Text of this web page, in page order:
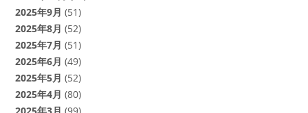
2025年9月 (51)
2025年8月 (52)
2025年7月 (51)
2025年6月 (49)
2025年5月 (52)
2025年4月 (80)